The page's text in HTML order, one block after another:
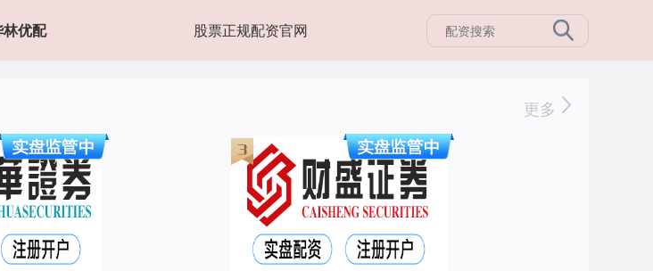
优配 股票正规配资官网
更多